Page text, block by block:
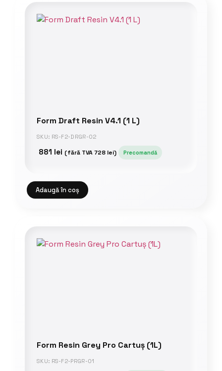
Form Draft Resin V4.1 (1 L)
SKU: RS-F2-DRGR-02
881 lei (fără TVA728 lei) Precomandă
Adaugă în coș
Form Resin Grey Pro Cartuș (1L)
SKU: RS-F2-PRGR-01